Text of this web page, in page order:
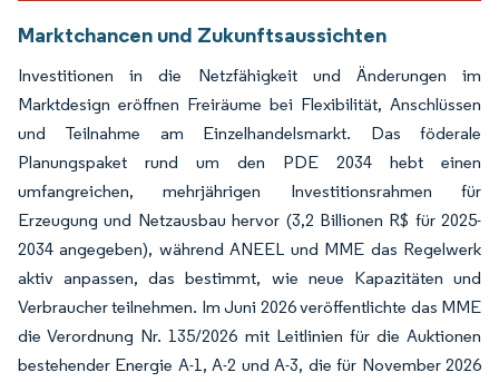
Marktchancen und Zukunftsaussichten
Investitionen in die Netzfähigkeit und Änderungen im
Marktdesign eröffnen Freiräume bei Flexibilität, Anschlüssen
und Teilnahme am Einzelhandelsmarkt. Das föderale
Planungspaket rund um den PDE 2034 hebt einen
umfangreichen, mehrjährigen Investitionsrahmen für
Erzeugung und Netzausbau hervor (3,2 Billionen R$ für 2025-
2034 angegeben), während ANEEL und MME das Regelwerk
aktiv anpassen, das bestimmt, wie neue Kapazitäten und
Verbraucher teilnehmen. Im Juni 2026 veröffentlichte das MME
die Verordnung Nr. 135/2026 mit Leitlinien für die Auktionen
bestehender Energie A-1, A-2 und A-3, die für November 2026